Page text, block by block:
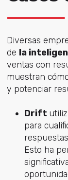
Diversas
de la
ventas con
muestran
y potenciar
Drift
para
Esto ha